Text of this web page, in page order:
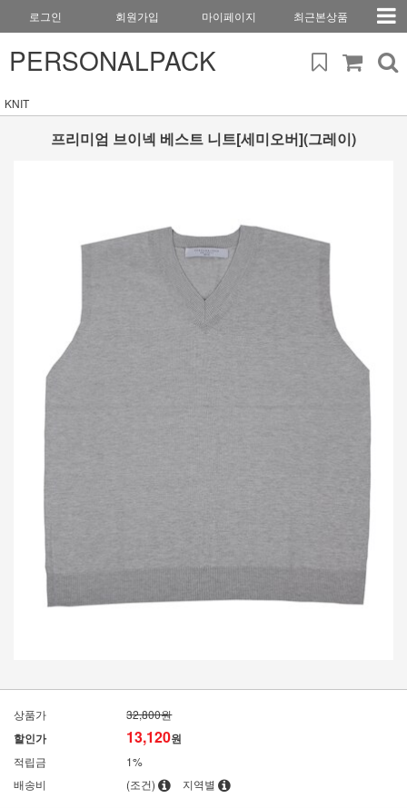
로그인 회원가입 마이페이지 최근본상품
PERSONALPACK
KNIT
프리미엄 브이넥 베스트 니트[세미오버](그레이)
상품가 32,800원
할인가 13,120원
적립금
1%
배송비
(조건) 지역별